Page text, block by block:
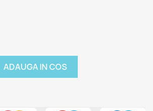
ADAUGA IN COS